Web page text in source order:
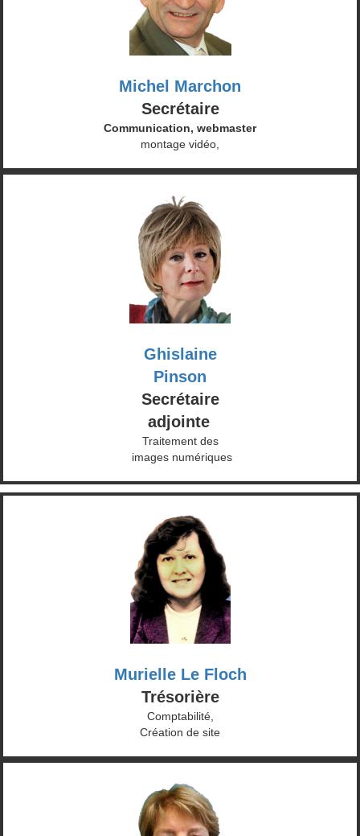
Michel Marchon
Secrétaire
Communication, webmaster
montage vidéo,
Ghislaine
Pinson
Secrétaire
adjointe
Traitement des
images numériques
Murielle Le Floch
Trésorière
Comptabilité,
Création de site